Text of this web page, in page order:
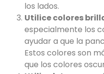
los lados.
Utilice colores
especialmente los
ayudar a que la
Estos colores son
que los colores